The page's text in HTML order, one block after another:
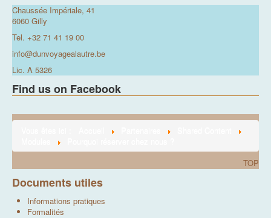
Info
Chaussée Impériale, 41
6060 Gilly
Tel. +32 71 41 19 00
info@dunvoyagealautre.be
Lic. A 5326
Find us on Facebook
TOP
Documents utiles
Informations pratiques
Formalités